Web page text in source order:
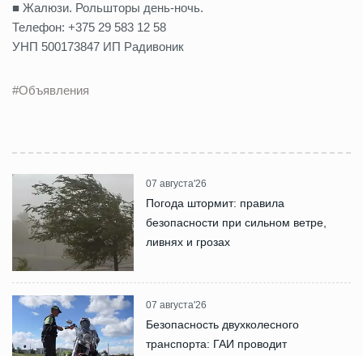
■ Жалюзи. Рольшторы день-ночь.
Телефон: +375 29 583 12 58
УНП 500173847 ИП Радивоник
#Объявления
07 августа'26
Погода штормит: правила
безопасности при сильном ветре,
ливнях и грозах
07 августа'26
Безопасность двухколесного
транспорта: ГАИ проводит